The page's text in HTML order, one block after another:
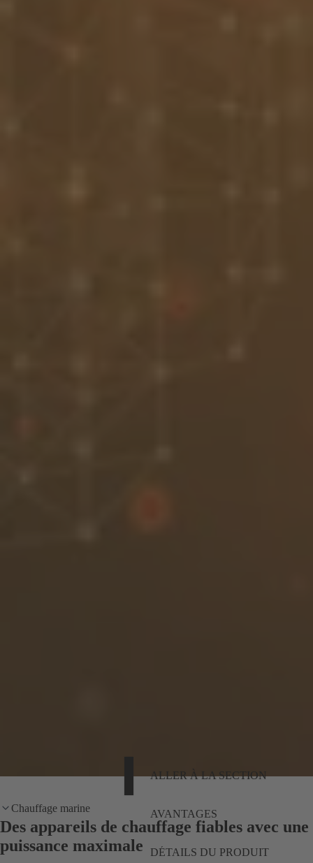
ALLER À LA SECTION
AVANTAGES
DÉTAILS DU PRODUIT
Chauffage marine
Des appareils de chauffage fiables avec une
puissance maximale